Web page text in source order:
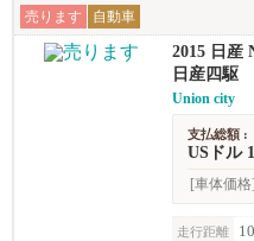
売ります 自動車
2015 日産
日産四駆
Union city
支払総額 :
USドル
[車体価格]
走行距離